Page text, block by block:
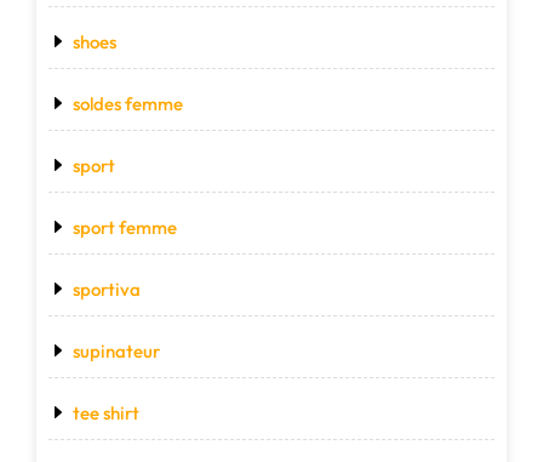
shoes
soldes femme
sport
sport femme
sportiva
supinateur
tee shirt